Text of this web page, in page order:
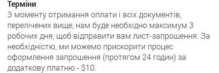
Терміни
З моменту отримання оплати і всіх документів,
перелічених вище, нам буде необхідно максимум 3
робочих дня, щоб відправити вам лист-запрошення. За
необхідністю, ми можемо прискорити процес
оформлення запрошення (протягом 24 годин) за
додаткову платню - $10.